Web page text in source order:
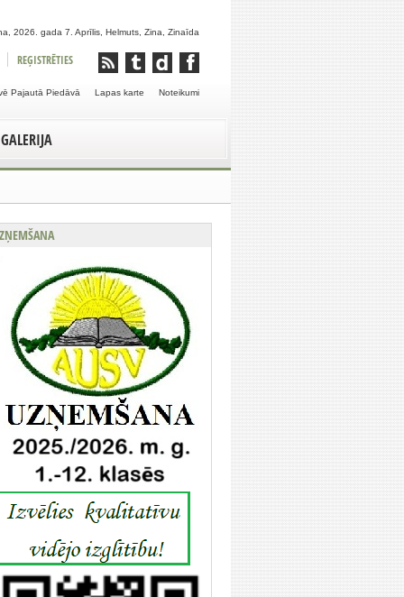
2026. gada 7. Aprīlis, Helmuts, Zina, Zinaīda
REĢISTRĒTIES
Noteikumi
Lapas karte
Pajautā Piedāvā
GALERIJA